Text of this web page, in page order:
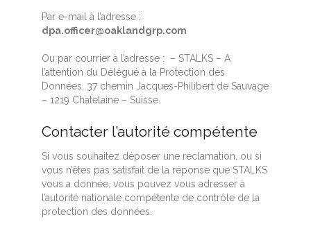
Par e-mail à l’adresse :
dpa.officer@oaklandgrp.com
Ou par courrier à l’adresse : – STALKS – A
l’attention du Délégué à la Protection des
Données, 37 chemin Jacques-Philibert de Sauvage
– 1219 Chatelaine – Suisse.
Contacter l’autorité compétente
Si vous souhaitez déposer une réclamation, ou si
vous n’êtes pas satisfait de la réponse que STALKS
vous a donnée, vous pouvez vous adresser à
l’autorité nationale compétente de contrôle de la
protection des données.